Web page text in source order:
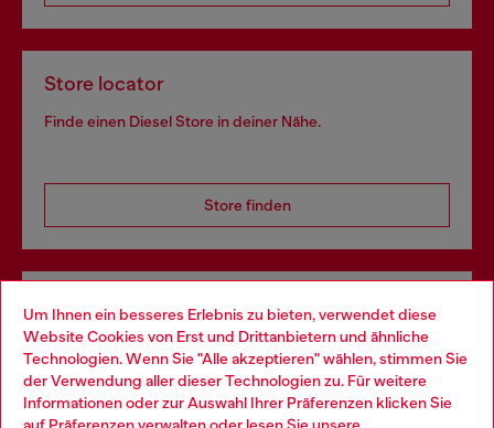
Um Ihnen ein besseres Erlebnis zu bieten, verwendet diese
Website Cookies von Erst und Drittanbietern und ähnliche
Technologien. Wenn Sie "Alle akzeptieren" wählen, stimmen Sie
der Verwendung aller dieser Technologien zu. Für weitere
Informationen oder zur Auswahl Ihrer Präferenzen klicken Sie
Store locator
Finde einen Diesel Store in deiner Nähe.
Store finden
Omnichannel-Services
Entdecke unser gesamtes Service-Angebot, online und
im Store.
Choose your location